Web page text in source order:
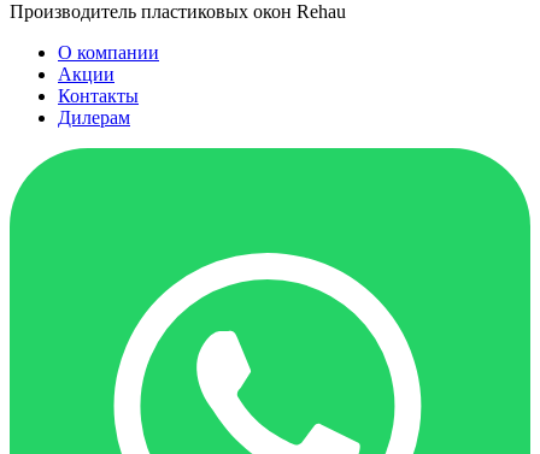
Производитель пластиковых окон Rehau
О компании
Акции
Контакты
Дилерам